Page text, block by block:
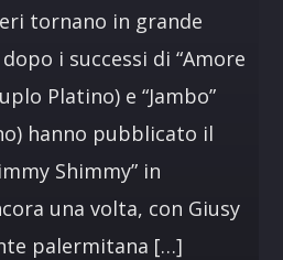
tornano in grande
i successi di “Amore
Platino) e “Jambo”
hanno pubblicato il
Shimmy” in
una volta, con Giusy
palermitana […]